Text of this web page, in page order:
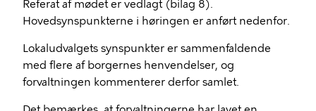
Referat af mødet er vedlagt (bilag 8).
Hovedsynspunkterne i høringen er anført nedenfor.
Lokaludvalgets synspunkter er sammenfaldende
med flere af borgernes henvendelser, og
forvaltningen kommenterer derfor samlet.